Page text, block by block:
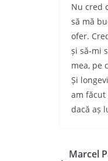
Nu cred
să mă
ofer.
și să-mi
mea, pe
Și
am făcut
dacă aș
Marcel